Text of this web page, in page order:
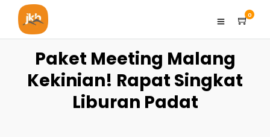
0
Paket Meeting Malang
Kekinian! Rapat Singkat
Liburan Padat